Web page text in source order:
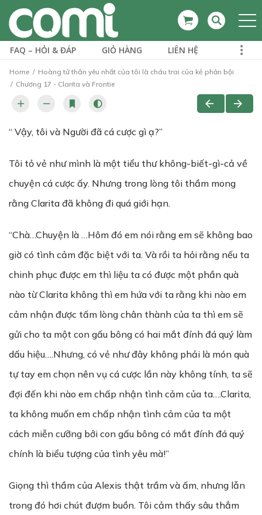
FAQ – HỎI & ĐÁP GIỎ HÀNG LIÊN HỆ
Home
Hoàng tử thân yêu nhất của tôi là cháu trai của kẻ phản bội
Chương 17 - Clarita và Frontie
“ Vậy, tôi và Người đã cá cược gì ạ?”
Tôi tỏ vẻ như mình là một tiểu thư không-biết-gì-cả về
chuyện cá cược ấy. Nhưng trong lòng tôi thầm mong
rằng Clarita đã không đi quá giới hạn.
“Chà…Chuyện là …Hôm đó em nói rằng em sẽ không bao
giờ có tình cảm đặc biệt với ta. Và rồi ta hỏi rằng nếu ta
chinh phục được em thì liệu ta có được một phần quà
nào từ Clarita không thì em hứa với ta rằng khi nào em
cảm nhận được tấm lòng chân thành của ta thì em sẽ
gửi cho ta một con gấu bông có hai mắt đính đá quý làm
dấu hiệu….Nhưng, có vẻ như đây không phải là món quà
tự tay em chọn nên vụ cá cược lần này không tính, ta sẽ
đợi đến khi nào em chấp nhận tình cảm của ta….Clarita,
ta không muốn em chấp nhận tình cảm của ta một
cách miễn cưỡng bởi con gấu bông có mắt đính đá quý
chính là biểu tượng của tình yêu mà!”
Giọng thì thầm của Alexis thật trầm và ấm, nhưng lẫn
trong đó hơi chút đượm buồn. Tôi cảm thấy sâu thẳm